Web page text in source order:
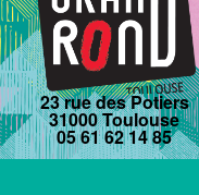
23 rue des Potiers
31000 Toulouse
05 61 62 14 85